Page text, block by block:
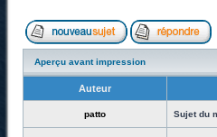
Aperçu avant impression
Auteur
patto Sujet du